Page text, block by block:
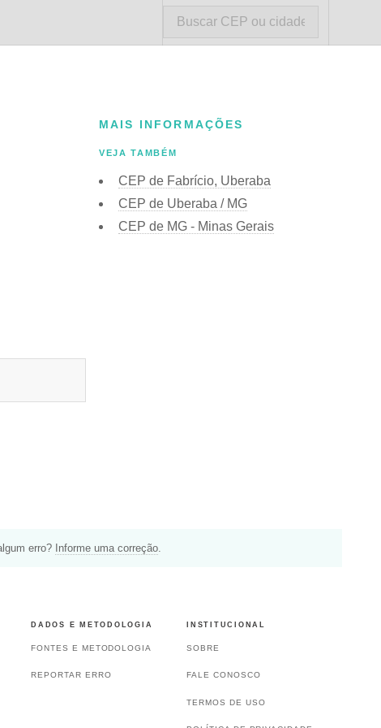
MAIS INFORMAÇÕES
VEJA TAMBÉM
CEP de Fabrício, Uberaba
CEP de Uberaba / MG
CEP de MG - Minas Gerais
erro? Informe uma correção
DADOS E METODOLOGIA
FONTES E METODOLOGIA
REPORTAR ERRO
INSTITUCIONAL
SOBRE
FALE CONOSCO
TERMOS DE USO